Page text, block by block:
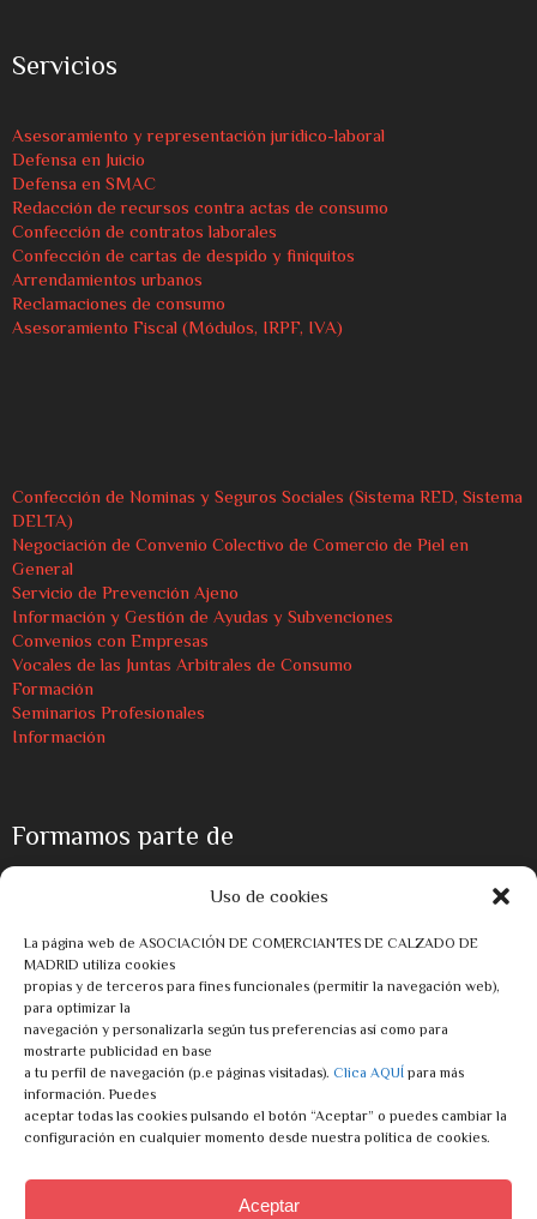
Uso de cookies
La página web de ASOCIACIÓN DE COMERCIANTES DE CALZADO DE
MADRID utiliza cookies
propias y de terceros para fines funcionales (permitir la navegación web),
para optimizar la
navegación y personalizarla según tus preferencias así como para
mostrarte publicidad en base
a tu perfil de navegación (p.e páginas visitadas). Clica AQUÍ para más
información. Puedes
aceptar todas las cookies pulsando el botón “Aceptar” o puedes cambiar la
configuración en cualquier momento desde nuestra política de cookies.
Aceptar
Servicios
Asesoramiento y representación jurídico-laboral
Defensa en Juicio
Defensa en SMAC
Redacción de recursos contra actas de consumo
Confección de contratos laborales
Confección de cartas de despido y finiquitos
Arrendamientos urbanos
Reclamaciones de consumo
Asesoramiento Fiscal (Módulos, IRPF, IVA)
Confección de Nominas y Seguros Sociales (Sistema RED, Sistema
DELTA)
Negociación de Convenio Colectivo de Comercio de Piel en
General
Servicio de Prevención Ajeno
Información y Gestión de Ayudas y Subvenciones
Convenios con Empresas
Vocales de las Juntas Arbitrales de Consumo
Formación
Seminarios Profesionales
Información
Formamos parte de
Entidad subvencionada por el Ayuntamiento de Madrid